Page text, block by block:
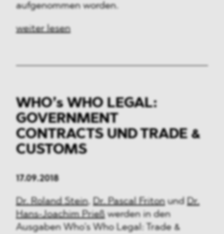
aufgenommen worden.
weiter lesen
WHO’s WHO LEGAL:
GOVERNMENT
CONTRACTS UND TRADE &
CUSTOMS
17.09.2018
Dr. Roland Stein, Dr. Pascal Fritonund Dr.
Hans-Joachim Prießwerden in den
Ausgaben Who’s Who Legal: Trade &